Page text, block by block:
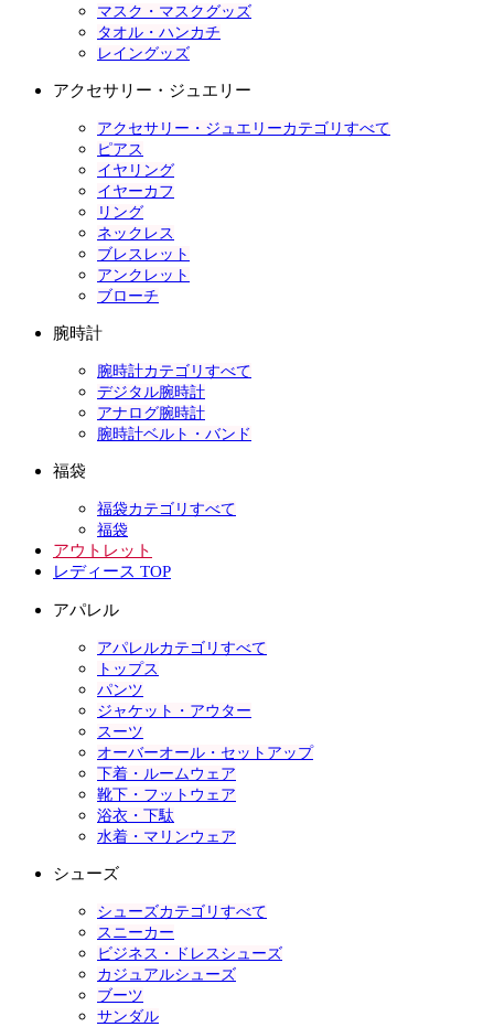
マスク・マスクグッズ
タオル・ハンカチ
レイングッズ
アクセサリー・ジュエリー
アクセサリー・ジュエリーカテゴリすべて
ピアス
イヤリング
イヤーカフ
リング
ネックレス
ブレスレット
アンクレット
ブローチ
腕時計
腕時計カテゴリすべて
デジタル腕時計
アナログ腕時計
腕時計ベルト・バンド
福袋
福袋カテゴリすべて
福袋
アウトレット
レディース TOP
アパレル
アパレルカテゴリすべて
トップス
パンツ
ジャケット・アウター
スーツ
オーバーオール・セットアップ
下着・ルームウェア
靴下・フットウェア
浴衣・下駄
水着・マリンウェア
シューズ
シューズカテゴリすべて
スニーカー
ビジネス・ドレスシューズ
カジュアルシューズ
ブーツ
サンダル